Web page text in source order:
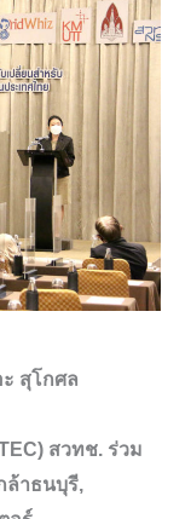
สุโกศล
สวทช. ร่วม
ล้าธนบุรี,